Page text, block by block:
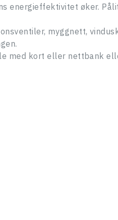
energieffektivitet øker.
myggnett,
med kort eller nettbank